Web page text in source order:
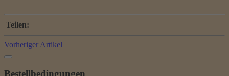
Teilen:
Vorheriger Artikel
Bestellbedingungen